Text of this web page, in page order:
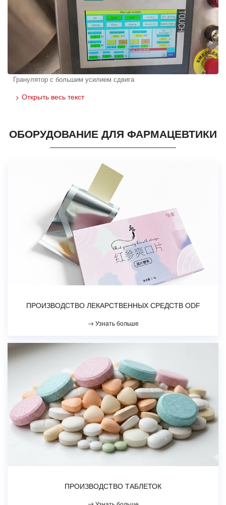
Гранулятор с большим усилием сдвига
Открыть весь текст
ОБОРУДОВАНИЕ ДЛЯ ФАРМАЦЕВТИКИ
ПРОИЗВОДСТВО ЛЕКАРСТВЕННЫХ СРЕДСТВ ODF
Узнать больше
ПРОИЗВОДСТВО ТАБЛЕТОК